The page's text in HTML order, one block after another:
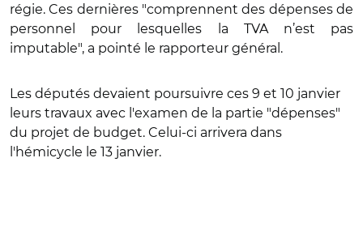
régie. Ces dernières "comprennent des dépenses de
personnel pour lesquelles la TVA n’est pas
imputable", a pointé le rapporteur général.
Les députés devaient poursuivre ces 9 et 10 janvier
leurs travaux avec l'examen de la partie "dépenses"
du projet de budget. Celui-ci arrivera dans
l'hémicycle le 13 janvier.